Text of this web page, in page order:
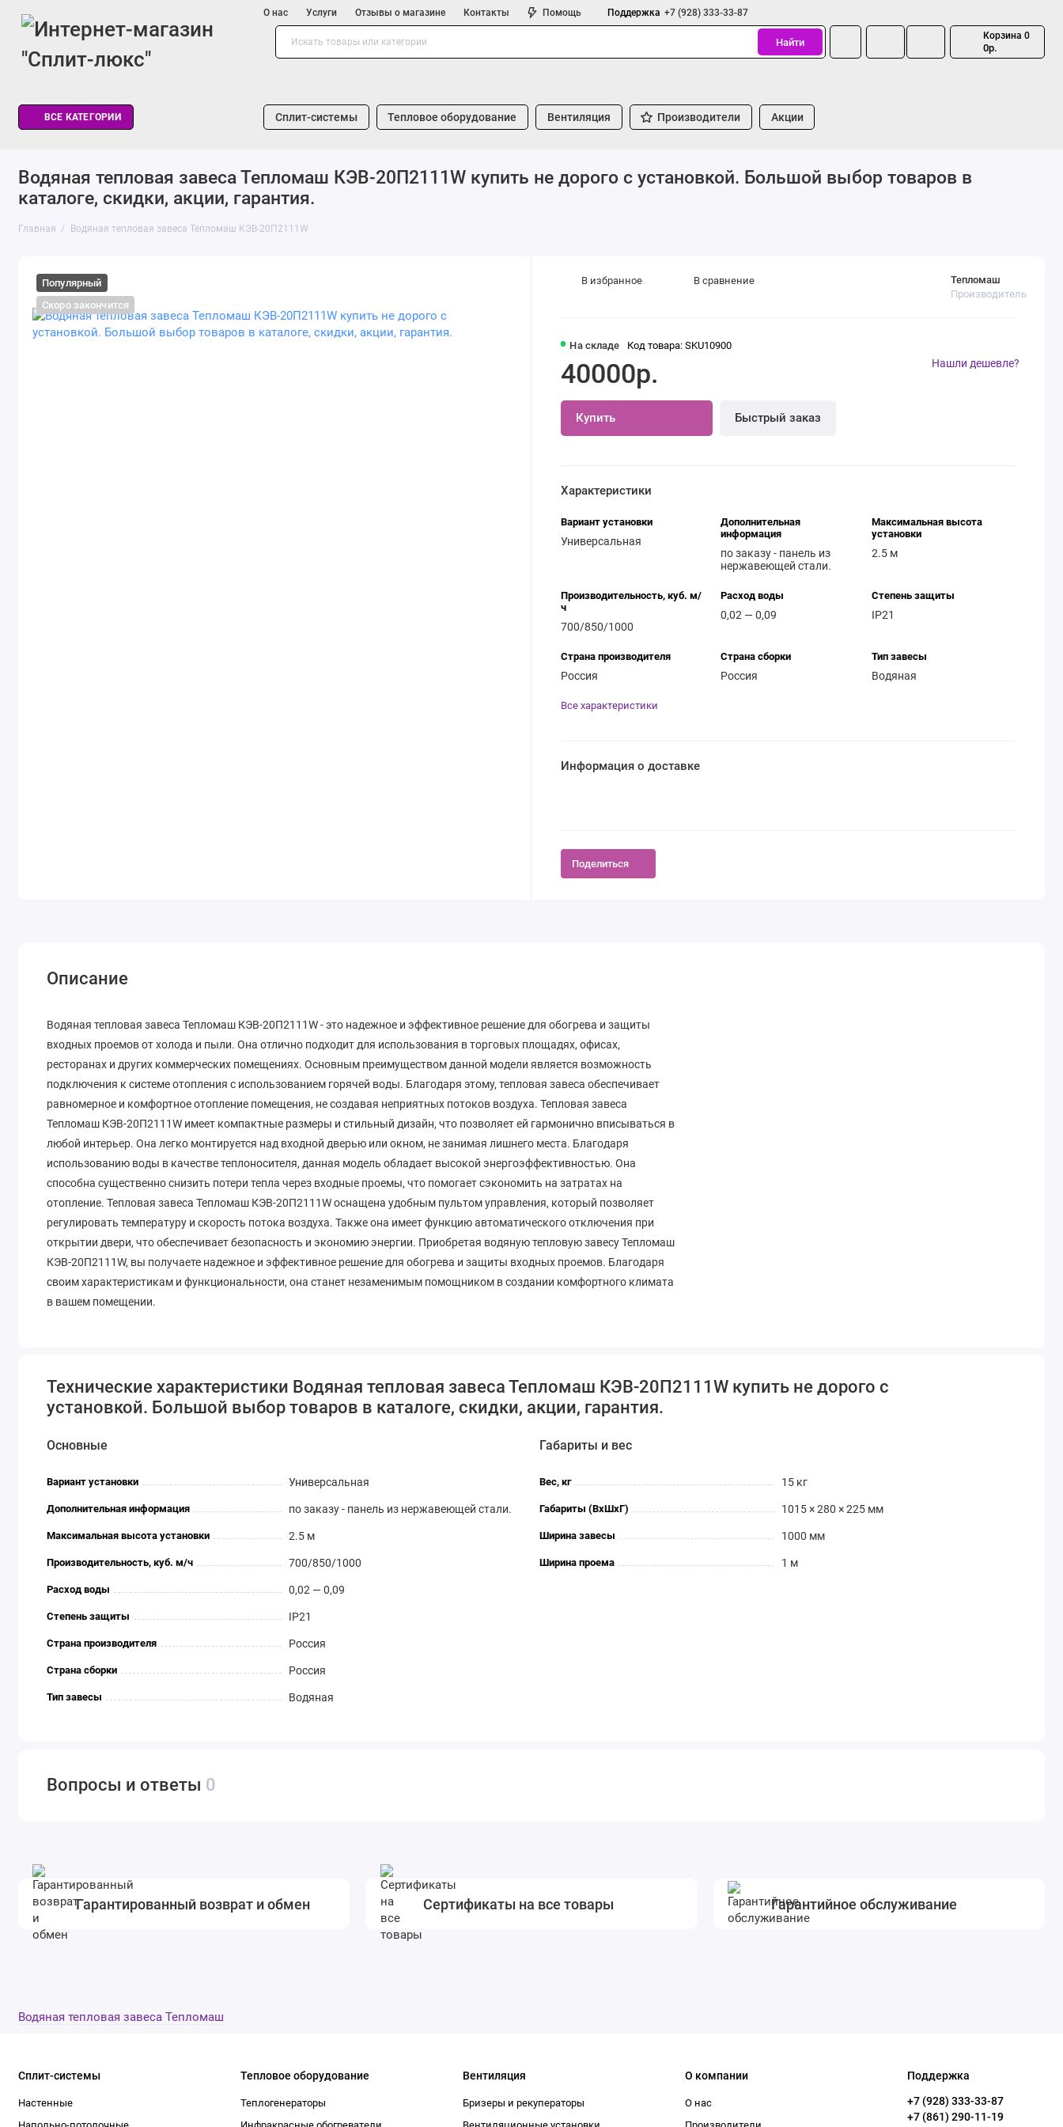
О нас Услуги Отзывы о магазине Контакты Помощь Поддержка +7 (928) 333-33-87
Найти
Корзина 0
0р.
ВСЕ КАТЕГОРИИ Сплит-системы Тепловое оборудование Вентиляция Производители Акции
Водяная тепловая завеса Тепломаш КЭВ-20П2111W купить не дорого с установкой. Большой выбор товаров в
каталоге, скидки, акции, гарантия.
Главная Водяная тепловая завеса Тепломаш КЭВ-20П2111W
Популярный
Скоро закончится
На складе Код товара: SKU10900
Тепломаш
Производитель
40000р.
Купить Быстрый заказ
Нашли дешевле?
В избранное В сравнение
Характеристики
Вариант установки
Универсальная
Дополнительная
информация
по заказу - панель из
нержавеющей стали.
Максимальная высота
установки
2.5 м
Производительность, куб. м/
ч
700/850/1000
Расход воды
0,02 — 0,09
Степень защиты
IP21
Страна производителя
Россия
Страна сборки
Россия
Тип завесы
Водяная
Все характеристики
Информация о доставке
Поделиться
Описание
Водяная тепловая завеса Тепломаш КЭВ-20П2111W - это надежное и эффективное решение для обогрева и защиты
входных проемов от холода и пыли. Она отлично подходит для использования в торговых площадях, офисах,
ресторанах и других коммерческих помещениях. Основным преимуществом данной модели является возможность
подключения к системе отопления с использованием горячей воды. Благодаря этому, тепловая завеса обеспечивает
равномерное и комфортное отопление помещения, не создавая неприятных потоков воздуха. Тепловая завеса
Тепломаш КЭВ-20П2111W имеет компактные размеры и стильный дизайн, что позволяет ей гармонично вписываться в
любой интерьер. Она легко монтируется над входной дверью или окном, не занимая лишнего места. Благодаря
использованию воды в качестве теплоносителя, данная модель обладает высокой энергоэффективностью. Она
способна существенно снизить потери тепла через входные проемы, что помогает сэкономить на затратах на
отопление. Тепловая завеса Тепломаш КЭВ-20П2111W оснащена удобным пультом управления, который позволяет
регулировать температуру и скорость потока воздуха. Также она имеет функцию автоматического отключения при
открытии двери, что обеспечивает безопасность и экономию энергии. Приобретая водяную тепловую завесу Тепломаш
КЭВ-20П2111W, вы получаете надежное и эффективное решение для обогрева и защиты входных проемов. Благодаря
своим характеристикам и функциональности, она станет незаменимым помощником в создании комфортного климата
в вашем помещении.
Технические характеристики Водяная тепловая завеса Тепломаш КЭВ-20П2111W купить не дорого с
установкой. Большой выбор товаров в каталоге, скидки, акции, гарантия.
Основные
Вариант установки Универсальная
Дополнительная информация по заказу - панель из нержавеющей стали.
Максимальная высота установки 2.5 м
Производительность, куб. м/ч 700/850/1000
Расход воды 0,02 — 0,09
Степень защиты IP21
Страна производителя Россия
Страна сборки Россия
Тип завесы Водяная
Габариты и вес
Вес, кг 15 кг
Габариты (ВхШхГ) 1015 × 280 × 225 мм
Ширина завесы 1000 мм
Ширина проема 1 м
Вопросы и ответы 0
Гарантированный возврат и обмен Сертификаты на все товары Гарантийное обслуживание
Водяная тепловая завеса Тепломаш
Сплит-системы
Настенные
Тепловое оборудование
Теплогенераторы
Вентиляция
Бризеры и рекуператоры
О компании
О нас
Поддержка
+7 (928) 333-33-87
+7 (861) 290-11-19